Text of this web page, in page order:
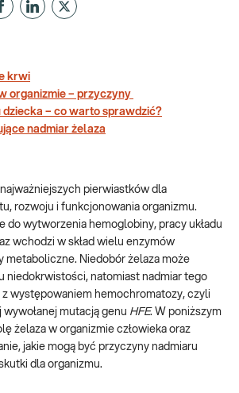
krwi
organizmie – przyczyny
dziecka – co warto sprawdzić?
nadmiar żelaza
pierwiastków dla
rozwoju i funkcjonowania organizmu.
do wytworzenia hemoglobiny, pracy układu
wchodzi w skład wielu enzymów
metaboliczne. Niedobór żelaza może
niedokrwistości, natomiast nadmiar tego
z występowaniem hemochromatozy, czyli
mutacją genu HFE. W poniższym
żelaza w organizmie człowieka oraz
jakie mogą być przyczyny nadmiaru
dla organizmu.